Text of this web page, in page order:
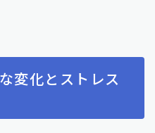
変化とストレス